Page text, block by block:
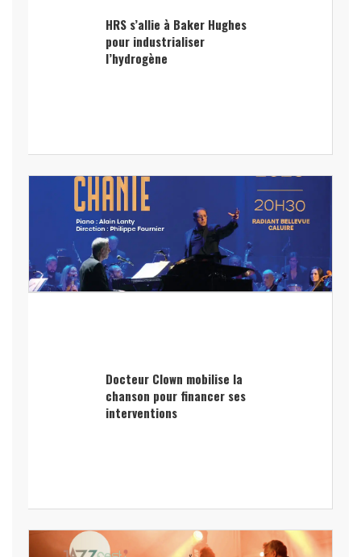
HRS s’allie à Baker Hughes
pour industrialiser
l’hydrogène
Docteur Clown mobilise la
chanson pour financer ses
interventions